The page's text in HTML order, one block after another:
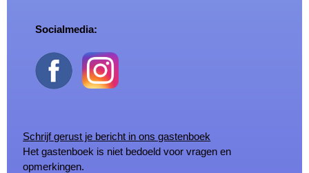
Socialmedia:
Schrijf gerust je bericht in ons gastenboek
Het gastenboek is niet bedoeld voor vragen en
opmerkingen.